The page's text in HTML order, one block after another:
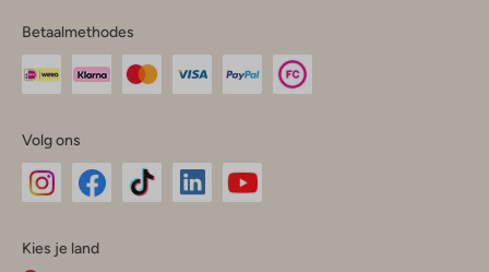
Betaalmethodes
Volg ons
InstagramFacebook
Kies je land